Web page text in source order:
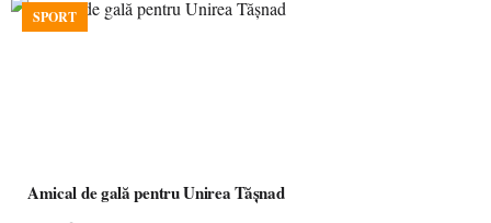
SPORT
Amical de gală pentru Unirea Tășnad